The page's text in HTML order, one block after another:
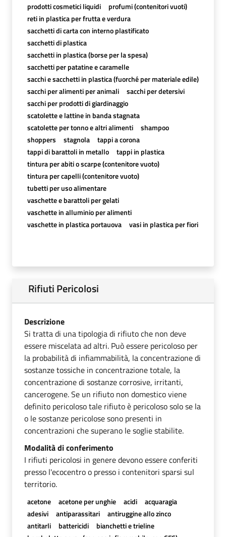
prodotti cosmetici liquidi
profumi (contenitori vuoti)
reti in plastica per frutta e verdura
sacchetti di carta con interno plastificato
sacchetti di plastica
sacchetti in plastica (borse per la spesa)
sacchetti per patatine e caramelle
sacchi e sacchetti in plastica (fuorché per materiale edile)
sacchi per alimenti per animali
sacchi per detersivi
sacchi per prodotti di giardinaggio
scatolette e lattine in banda stagnata
scatolette per tonno e altri alimenti
shampoo
shoppers
stagnola
tappi a corona
tappi di barattoli in metallo
tappi in plastica
tintura per abiti o scarpe (contenitore vuoto)
tintura per capelli (contenitore vuoto)
tubetti per uso alimentare
vaschette e barattoli per gelati
vaschette in alluminio per alimenti
vaschette in plastica portauova
vasi in plastica per fiori
Rifiuti Pericolosi
Descrizione
Si tratta di una tipologia di rifiuto che non deve
essere miscelata ad altri. Può essere pericoloso per
la probabilità di infiammabilità, la concentrazione di
sostanze tossiche in concentrazione totale, la
concentrazione di sostanze corrosive, irritanti,
cancerogene. Se un rifiuto non domestico viene
definito pericoloso tale rifiuto è pericoloso solo se la
o le sostanze pericolose sono presenti in
concentrazioni che superano le soglie stabilite.
Modalità di conferimento
I rifiuti pericolosi in genere devono essere conferiti
presso l'ecocentro o presso i contenitori sparsi sul
territorio.
acetone acetone per unghie acidi
acquaragia
adesivi
antiparassitari
antiruggine allo zinco
antitarli
battericidi
bianchetti e trieline